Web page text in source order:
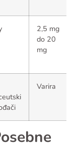
2,5 mg
do 20
mg
Varira